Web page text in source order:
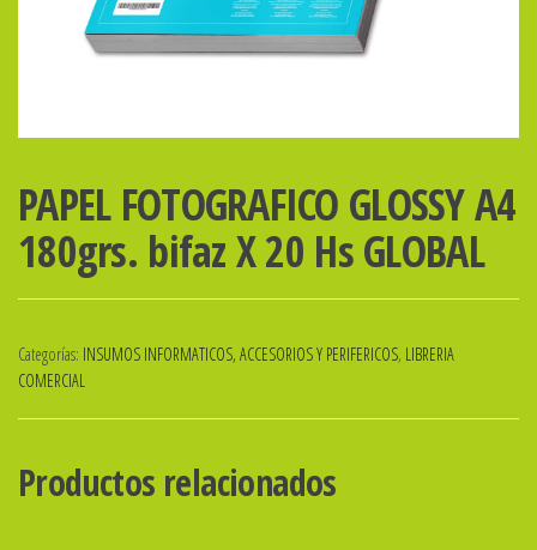
PAPEL FOTOGRAFICO GLOSSY A4
180grs. bifaz X 20 Hs GLOBAL
Categorías: INSUMOS INFORMATICOS, ACCESORIOS Y PERIFERICOS, LIBRERIA
COMERCIAL
Productos relacionados